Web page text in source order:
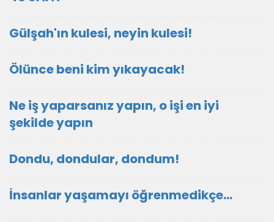
Gülşah'ın kulesi, neyin kulesi!
Ölünce beni kim yıkayacak!
Ne iş yaparsanız yapın, o işi en iyi
şekilde yapın
Dondu, dondular, dondum!
İnsanlar yaşamayı öğrenmedikçe...